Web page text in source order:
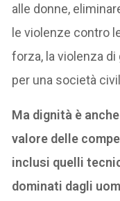
alle donne,
le violenze contro
forza, la violenza
per una società
Ma dignità è
valore delle
inclusi quelli
dominati dagli